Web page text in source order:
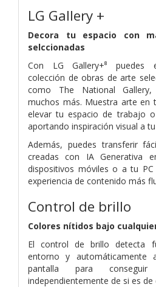
LG Gallery +
Decora tu espacio con
selccionadas
Con LG Gallery+⁸ puedes
colección de obras de arte
como The National
muchos más. Muestra arte en
elevar tu espacio de trabajo
aportando inspiración visual a
Además, puedes transferir
creadas con IA Generativa
dispositivos móviles o a tu
experiencia de contenido más
Control de brillo
Colores nítidos bajo
El control de brillo detecta
entorno y
pantalla para conseguir
independientemente de si es de